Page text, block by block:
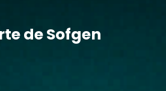
de Sofgen